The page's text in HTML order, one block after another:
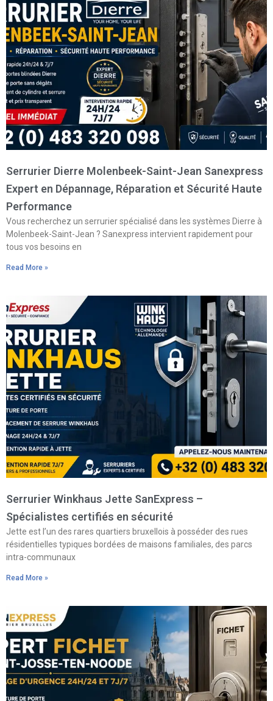
Serrurier Dierre Molenbeek-Saint-Jean Sanexpress
Expert en Dépannage, Réparation et Sécurité Haute
Performance
Vous recherchez un serrurier spécialisé dans les systèmes Dierre à
Molenbeek-Saint-Jean ? Sanexpress intervient rapidement pour
tous vos besoins en
Read More »
Serrurier Winkhaus Jette SanExpress –
Spécialistes certifiés en sécurité
Jette est l’un des rares quartiers bruxellois à posséder des rues
résidentielles typiques bordées de maisons familiales, des parcs
intra-communaux
Read More »